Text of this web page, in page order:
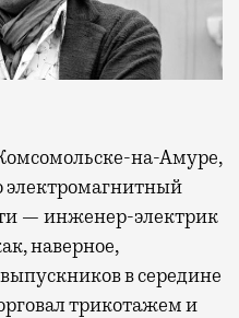
— инженер-электрик
наверное,
в середине
трикотажем и